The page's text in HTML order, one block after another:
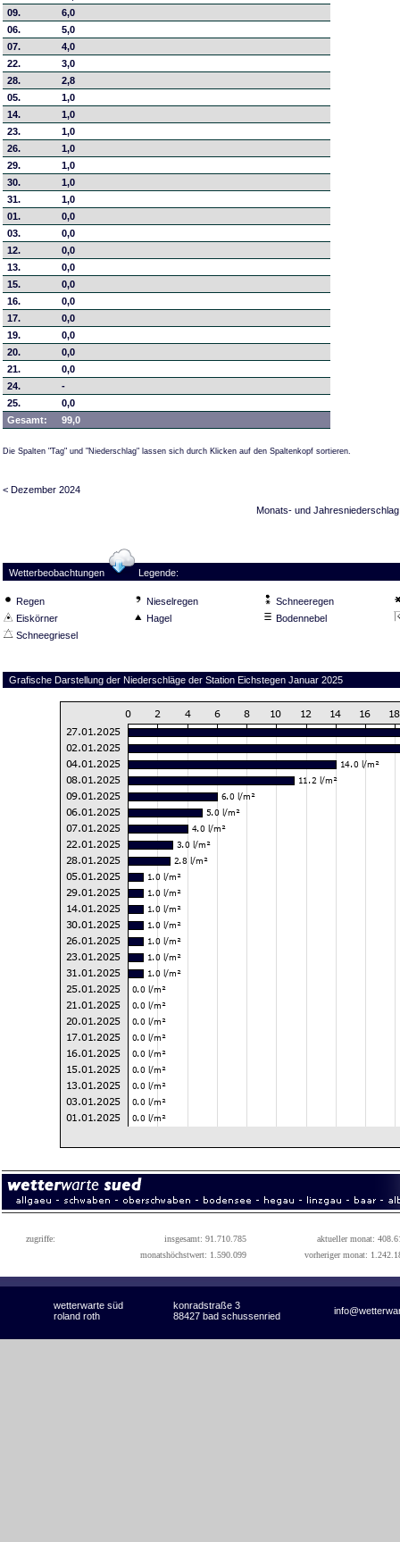
09.
6,0
06.
5,0
07.
4,0
22.
3,0
28.
2,8
05.
1,0
14.
1,0
23.
1,0
26.
1,0
29.
1,0
30.
1,0
31.
1,0
01.
0,0
03.
0,0
12.
0,0
13.
0,0
15.
0,0
16.
0,0
17.
0,0
19.
0,0
20.
0,0
21.
0,0
24.
-
25.
0,0
Gesamt:
99,0
Die Spalten "Tag" und "Niederschlag" lassen sich durch Klicken auf den Spaltenkopf sortieren.
< Dezember 2024
Monats- und Jahresniederschlag
Wetterbeobachtungen Legende:
Regen Nieselregen
Schneeregen
Eiskörner
Hagel
Bodennebel
Schneegriesel
Grafische Darstellung der Niederschläge der Station Eichstegen Januar 2025
zugriffe: insgesamt: 91.710.785
aktueller monat:
monatshöchstwert: 1.590.099
vorheriger monat:
wetterwarte süd konradstraße 3
roland roth 88427 bad schussenried